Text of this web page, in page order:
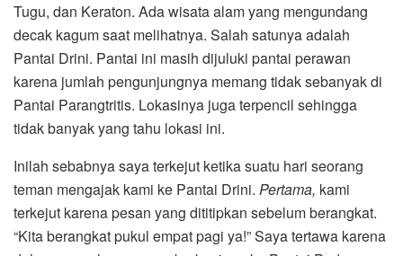
Tugu, dan Keraton. Ada wisata alam yang mengundang
decak kagum saat melihatnya. Salah satunya adalah
Pantai Drini. Pantai ini masih dijuluki pantai perawan
karena jumlah pengunjungnya memang tidak sebanyak di
Pantai Parangtritis. Lokasinya juga terpencil sehingga
tidak banyak yang tahu lokasi ini.
Inilah sebabnya saya terkejut ketika suatu hari seorang
teman mengajak kami ke Pantai Drini. Pertama, kami
terkejut karena pesan yang dititipkan sebelum berangkat.
“Kita berangkat pukul empat pagi ya!” Saya tertawa karena